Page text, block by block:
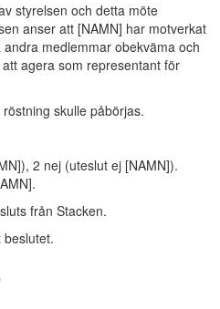
styrelsen och detta möte
anser att [NAMN] har motverkat
medlemmar obekväma och
agera som representant för
skulle påbörjas.
2 nej (uteslut ej [NAMN]).
från Stacken.